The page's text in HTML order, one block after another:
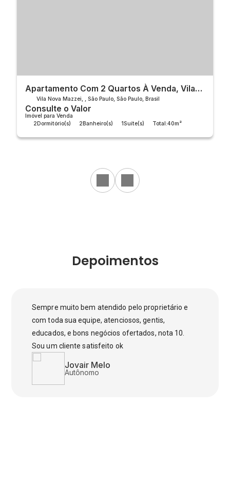
Apartamento Com 2 Quartos À Venda, Vila
Nova Mazzei - São Paulo
Vila Nova Mazzei São Paulo São Paulo Brasil
2Dormitório(s) 2Banheiro(s) 1Suíte(s) Total:40m²
Consulte o Valor
Imóvel para Venda
Depoimentos
Jovair Melo
Autônomo
Sempre muito bem atendido pelo proprietário e
com toda sua equipe, atenciosos, gentis,
educados, e bons negócios ofertados, nota 10.
Sou um cliente satisfeito ok